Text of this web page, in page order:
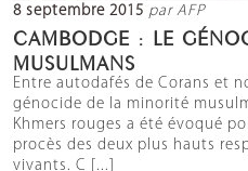
8 septembre 2015 par AFP
CAMBODGE : LE
MUSULMANS
Entre autodafés de Corans et
génocide de la minorité
Khmers rouges a été évoqué
procès des deux plus hauts
vivants. C [...]